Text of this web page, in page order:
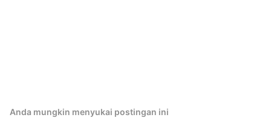
Anda mungkin menyukai postingan ini